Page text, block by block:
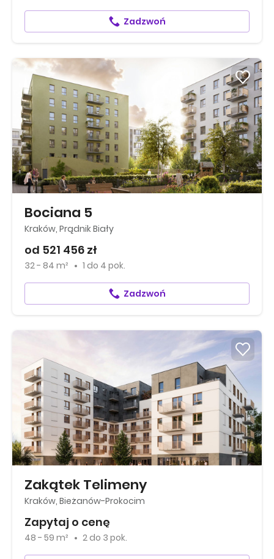
Zadzwoń
Bociana 5
Kraków, Prądnik Biały
od 521 456 zł
32 - 84 m² 1 do 4 pok.
Zadzwoń
Zakątek Telimeny
Kraków, Bieżanów-Prokocim
Zapytaj o cenę
48 - 59 m² 2 do 3 pok.